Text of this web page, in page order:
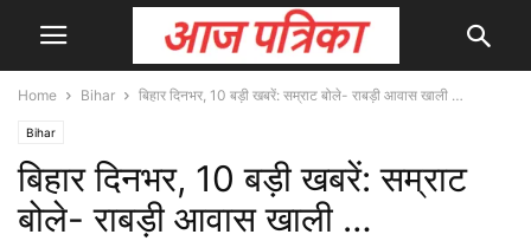
Home Bihar बिहार दिनभर, 10 बड़ी खबरें: सम्राट बोले- राबड़ी आवास खाली …
Bihar
बिहार दिनभर, 10 बड़ी खबरें: सम्राट
बोले- राबड़ी आवास खाली …